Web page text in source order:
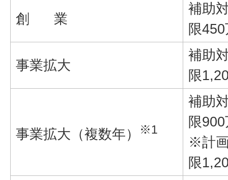
創 業
補助
限
事業拡大
補助
限
事業拡大（複数年） ※1
補助
限
※計
限